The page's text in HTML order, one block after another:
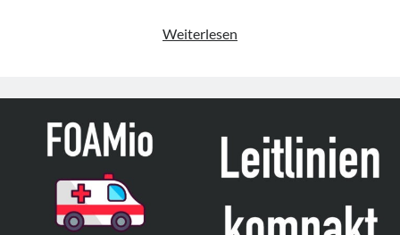
Weiterlesen
in
living
with
obesity“
SOBA